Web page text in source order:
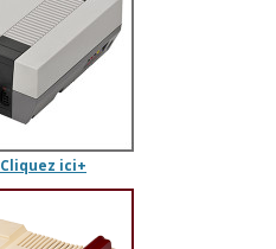
Cliquez ici+